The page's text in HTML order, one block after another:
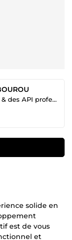
Je crée des sites web modernes & des API professionnelles.
solide en
est de vous
et